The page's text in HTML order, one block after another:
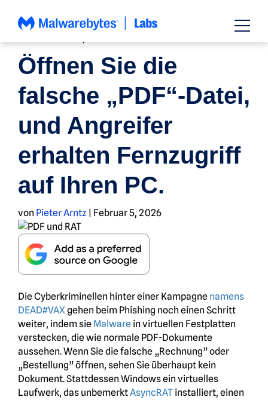
Inhalt
Öffnen Sie die
falsche „PDF“-Datei,
und Angreifer
erhalten Fernzugriff
auf Ihren PC.
von Pieter Arntz | Februar 5, 2026
Die Cyberkriminellen hinter einer Kampagne namens
DEAD#VAXgehen beim Phishing noch einen Schritt
weiter, indem sie Malware in virtuellen Festplatten
verstecken, die wie normale PDF-Dokumente
aussehen. Wenn Sie die falsche „Rechnung” oder
„Bestellung” öffnen, sehen Sie überhaupt kein
Dokument. Stattdessen Windows ein virtuelles
Laufwerk, das unbemerktAsyncRAT installiert, einen